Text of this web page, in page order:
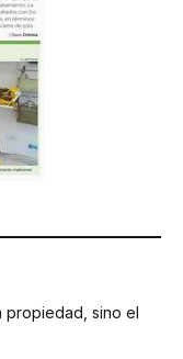
propiedad, sino el